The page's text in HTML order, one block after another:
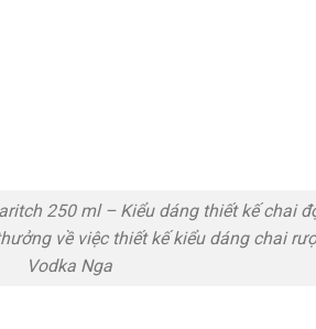
250 ml – Kiểu dáng thiết kế chai
về việc thiết kế kiểu dáng chai
Vodka Nga